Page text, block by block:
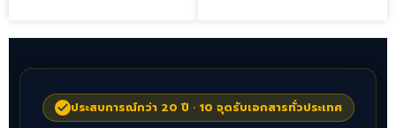
ประสบการณ์กว่า 20 ปี · 10 จุดรับเอกสารทั่วประเทศ